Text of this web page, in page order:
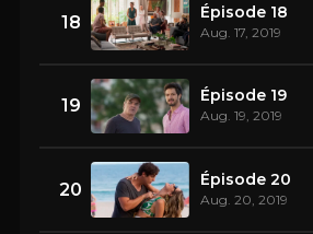
18 Épisode 18
Aug. 17, 2019
19 Épisode 19
Aug. 19, 2019
20 Épisode 20
Aug. 20, 2019